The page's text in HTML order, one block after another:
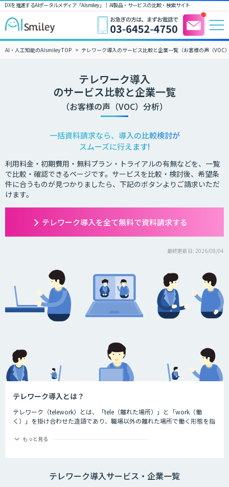
DXを推進するAIポータルメディア「AIsmiley」｜ AI製品・サービスの比較・検索サイト
AI・人工知能のAIsmiley TOP テレワーク導入のサービス比較と企業一覧（お客様の声（VOC
テレワーク導入
のサービス比較と企業一覧
（お客様の声（VOC）分析）
一括資料請求なら、導入の比較検討が
スムーズに行えます!
利用料金・初期費用・無料プラン・トライアルの有無などを、一覧
で比較・確認できるページです。サービスを比較・検討後、希望条
件に合うものが見つかりましたら、下記のボタンよりご請求いただ
けます。
テレワーク導入を全て無料で資料請求する
最終更新日: 2026/08/04
テレワーク導入とは？
テレワーク（telework）とは、「tele（離れた場所）」と「work（働
く）」を掛け合わせた造語であり、職場以外の離れた場所で働く形態を指
ワークには大きく分けて3つの種類が存在するとされています。それが、
自宅にいながら、パソコンとインターネット、電話、ファックスなどで会
もっと見る
テレワーク導入サービス・企業一覧